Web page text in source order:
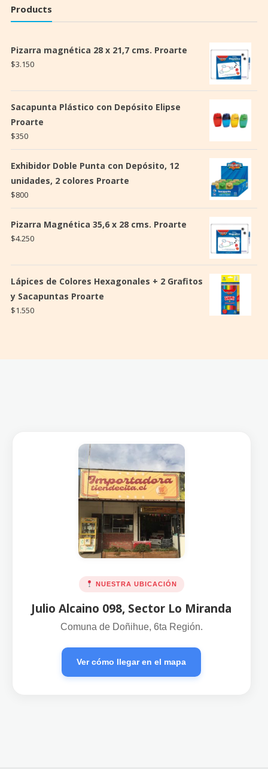
Products
Pizarra magnética 28 x 21,7 cms. Proarte
$3.150
Sacapunta Plástico con Depósito Elipse
Proarte
$350
Exhibidor Doble Punta con Depósito, 12
unidades, 2 colores Proarte
$800
Pizarra Magnética 35,6 x 28 cms. Proarte
$4.250
Lápices de Colores Hexagonales + 2 Grafitos
y Sacapuntas Proarte
$1.550
NUESTRA UBICACIÓN
Julio Alcaino 098, Sector Lo Miranda
Comuna de Doñihue, 6ta Región.
Ver cómo llegar en el mapa